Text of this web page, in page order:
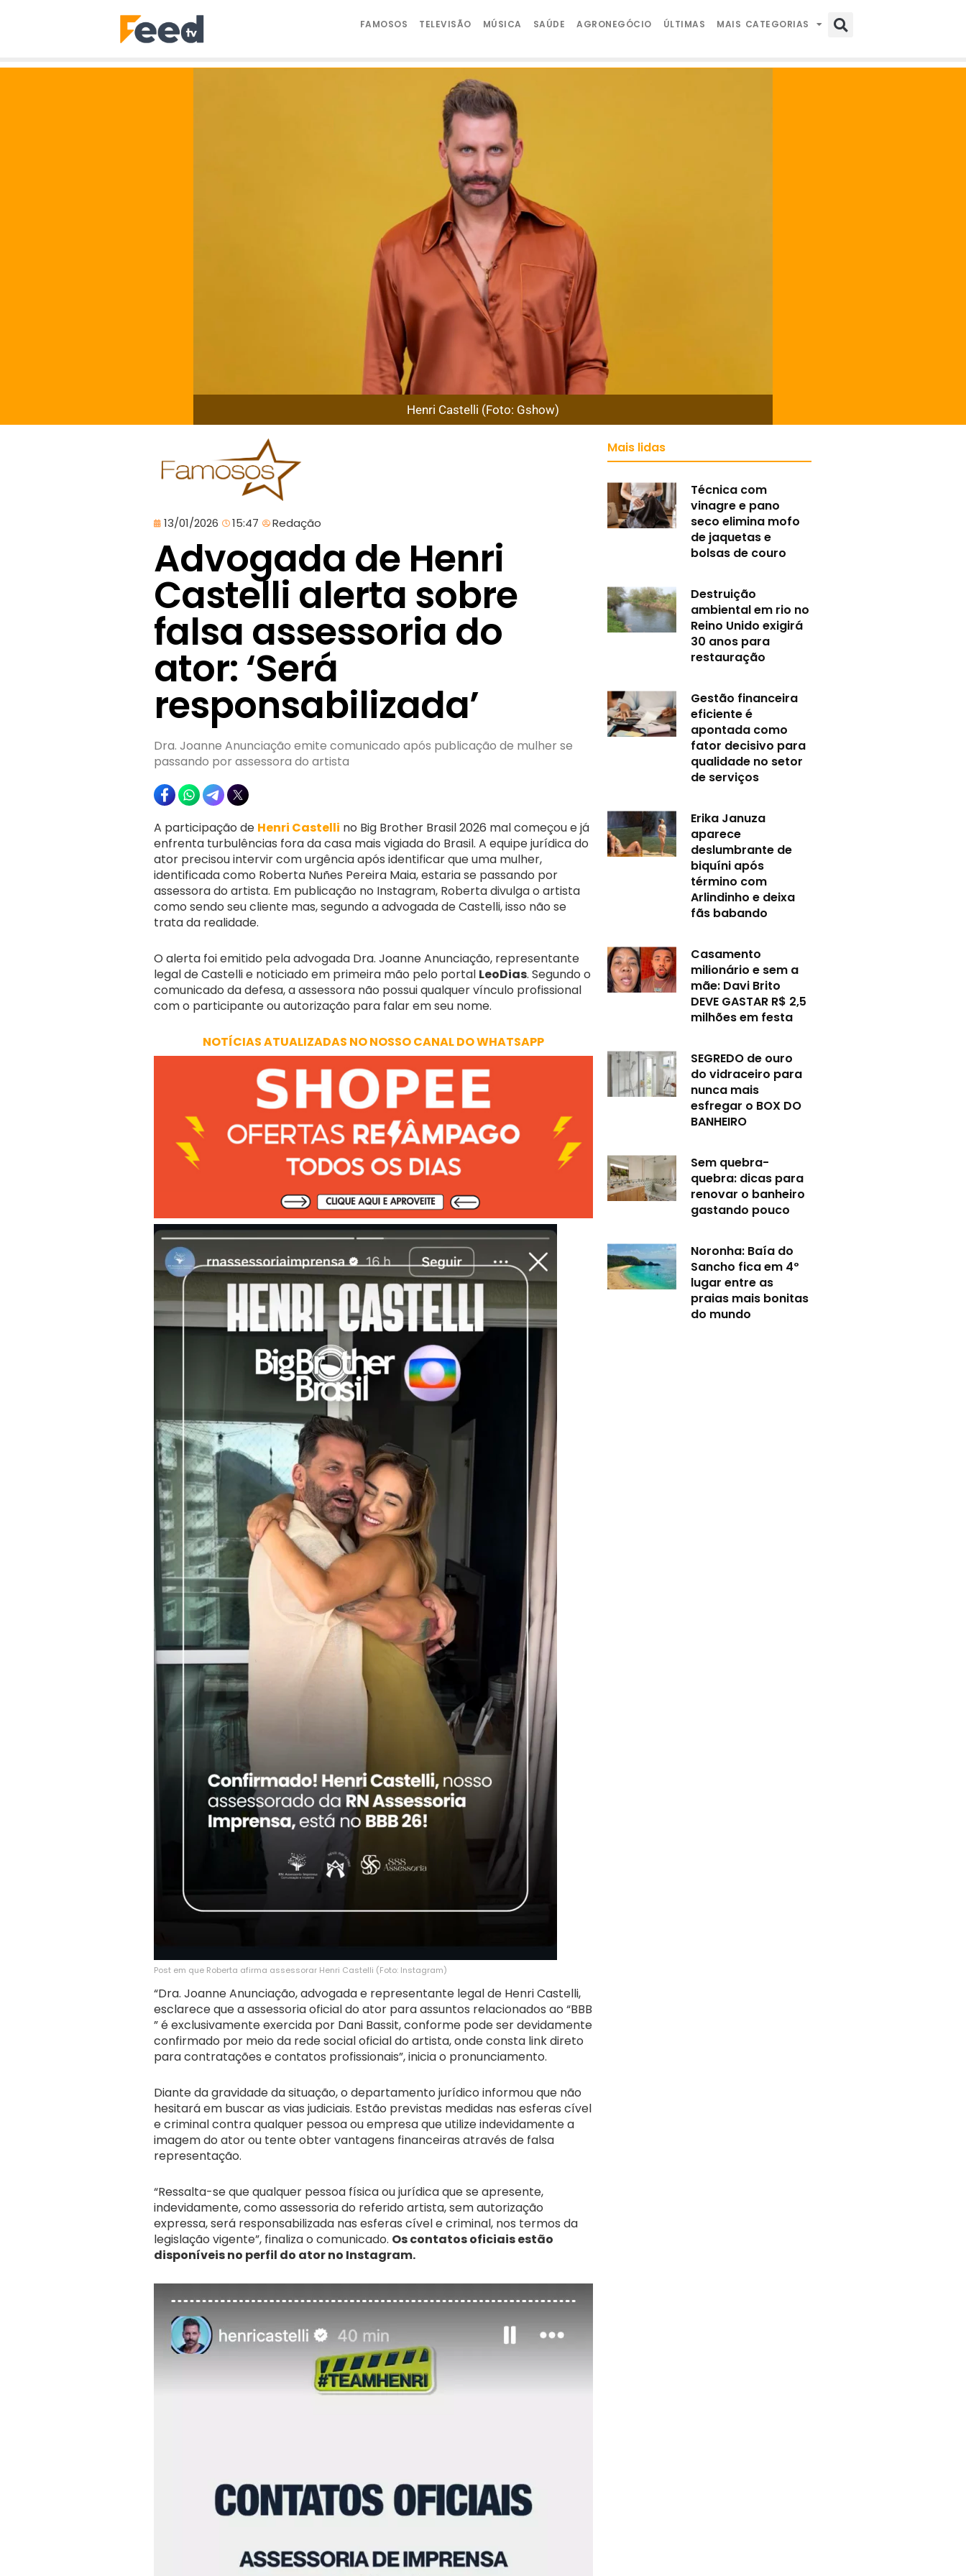
FAMOSOS TELEVISÃO MÚSICA SAÚDE AGRONEGÓCIO ÚLTIMAS MAIS CATEGORIAS
Henri Castelli (Foto: Gshow)
13/01/2026 15:47 Redação
Advogada de Henri
Castelli alerta sobre
falsa assessoria do
ator: ‘Será
responsabilizada’
Dra. Joanne Anunciação emite comunicado após publicação de mulher se
passando por assessora do artista
A participação de Henri Castelli no Big Brother Brasil 2026 mal começou e já
enfrenta turbulências fora da casa mais vigiada do Brasil. A equipe jurídica do
ator precisou intervir com urgência após identificar que uma mulher,
identificada como Roberta Nuñes Pereira Maia, estaria se passando por
assessora do artista. Em publicação no Instagram, Roberta divulga o artista
como sendo seu cliente mas, segundo a advogada de Castelli, isso não se
trata da realidade.
O alerta foi emitido pela advogada Dra. Joanne Anunciação, representante
legal de Castelli e noticiado em primeira mão pelo portal LeoDias. Segundo o
comunicado da defesa, a assessora não possui qualquer vínculo profissional
com o participante ou autorização para falar em seu nome.
NOTÍCIAS ATUALIZADAS NO NOSSO CANAL DO WHATSAPP
Post em que Roberta afirma assessorar Henri Castelli (Foto: Instagram)
“Dra. Joanne Anunciação, advogada e representante legal de Henri Castelli,
esclarece que a assessoria oficial do ator para assuntos relacionados ao “BBB
” é exclusivamente exercida por Dani Bassit, conforme pode ser devidamente
confirmado por meio da rede social oficial do artista, onde consta link direto
para contratações e contatos profissionais”, inicia o pronunciamento.
Diante da gravidade da situação, o departamento jurídico informou que não
hesitará em buscar as vias judiciais. Estão previstas medidas nas esferas cível
e criminal contra qualquer pessoa ou empresa que utilize indevidamente a
imagem do ator ou tente obter vantagens financeiras através de falsa
representação.
“Ressalta-se que qualquer pessoa física ou jurídica que se apresente,
indevidamente, como assessoria do referido artista, sem autorização
expressa, será responsabilizada nas esferas cível e criminal, nos termos da
legislação vigente”, finaliza o comunicado. Os contatos oficiais estão
disponíveis no perfil do ator no Instagram.
Mais lidas
Técnica com
vinagre e pano
seco elimina mofo
de jaquetas e
bolsas de couro
Destruição
ambiental em rio no
Reino Unido exigirá
30 anos para
restauração
Gestão financeira
eficiente é
apontada como
fator decisivo para
qualidade no setor
de serviços
Erika Januza
aparece
deslumbrante de
biquíni após
término com
Arlindinho e deixa
fãs babando
Casamento
milionário e sem a
mãe: Davi Brito
DEVE GASTAR R$ 2,5
milhões em festa
SEGREDO de ouro
do vidraceiro para
nunca mais
esfregar o BOX DO
BANHEIRO
Sem quebra-
quebra: dicas para
renovar o banheiro
gastando pouco
Noronha: Baía do
Sancho fica em 4º
lugar entre as
praias mais bonitas
do mundo